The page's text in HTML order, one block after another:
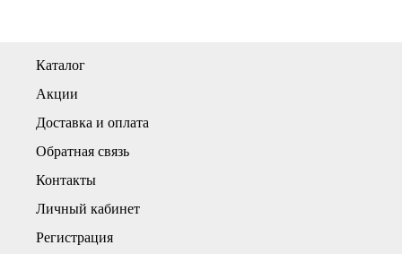
Каталог
Акции
Доставка и оплата
Обратная связь
Контакты
Личный кабинет
Регистрация